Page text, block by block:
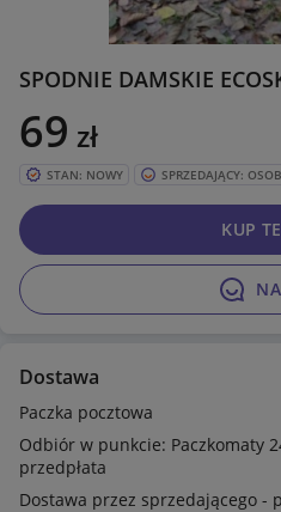
SPODNIE DAMSKIE
69 zł
STAN: NOWY SPRZEDAJĄCY:
KUP
Dostawa
Paczka pocztowa
Odbiór w punkcie: Paczkomaty
przedpłata
Dostawa przez sprzedającego -